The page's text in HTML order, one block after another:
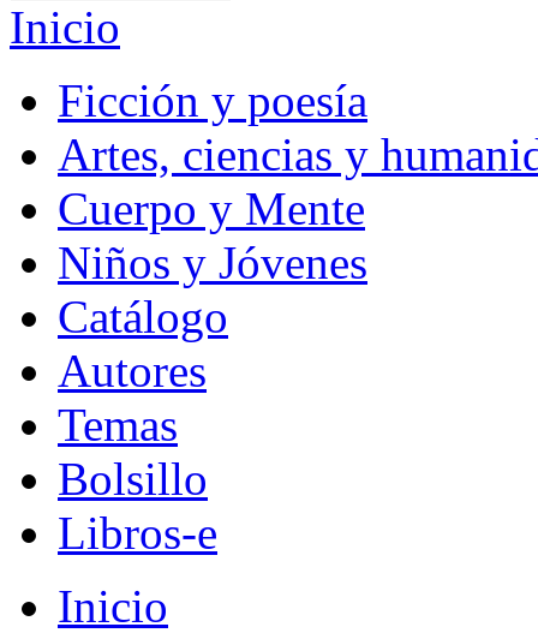
Inicio
Ficción y poesía
Artes, ciencias y
Cuerpo y Mente
Niños y Jóvenes
Catálogo
Autores
Temas
Bolsillo
Libros-e
Inicio